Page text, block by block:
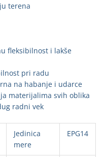
terena
fleksibilnost i lakše
pri radu
na habanje i udarce
materijalima svih oblika
radni vek
Jedinica
mere
EPG14